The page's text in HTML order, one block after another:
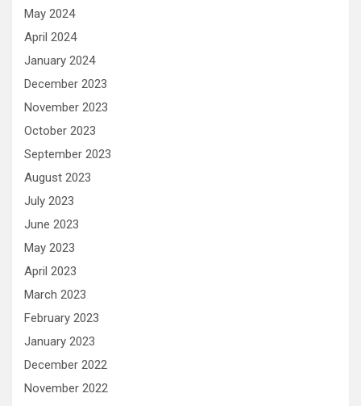
May 2024
April 2024
January 2024
December 2023
November 2023
October 2023
September 2023
August 2023
July 2023
June 2023
May 2023
April 2023
March 2023
February 2023
January 2023
December 2022
November 2022